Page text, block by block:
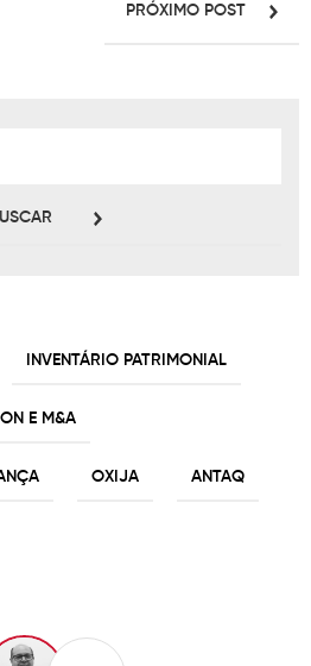
PRÓXIMO POST
INVENTÁRIO PATRIMONIAL
E M&A
OXIJA ANTAQ